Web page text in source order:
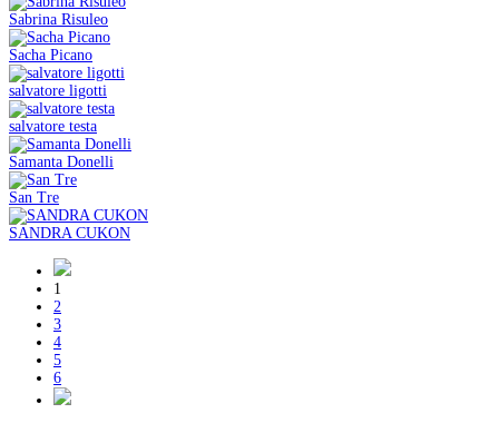
Sabrina Risuleo
Sacha Picano
salvatore ligotti
salvatore testa
Samanta Donelli
San Tre
SANDRA CUKON
1
2
3
4
5
6